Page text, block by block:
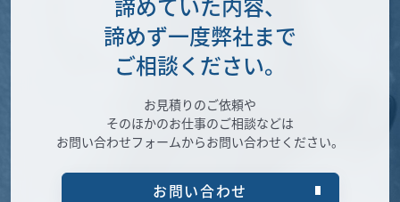
諦めず一度弊社まで
ご相談ください。
お見積りのご依頼や
そのほかのお仕事のご相談などは
お問い合わせフォームからお問い合わせください。
お問い合わせ